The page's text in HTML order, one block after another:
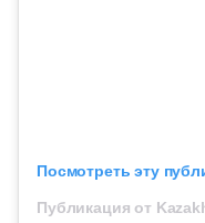
Посмотреть эту